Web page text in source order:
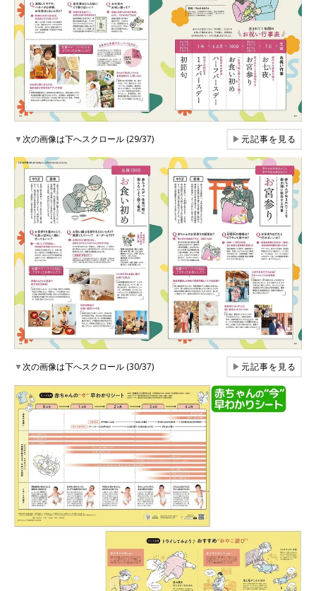
▼次の画像は下へスクロール (29/37) ▶元記事を見る
▼次の画像は下へスクロール (30/37) ▶元記事を見る